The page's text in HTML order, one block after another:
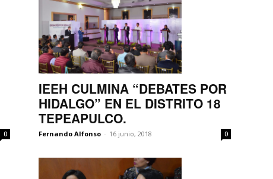
0
IEEH CULMINA “DEBATES POR
HIDALGO” EN EL DISTRITO 18
TEPEAPULCO.
Fernando Alfonso - 16 junio, 2018 0